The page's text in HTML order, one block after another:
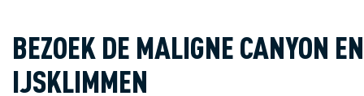
BEZOEK DE MALIGNE CANYON
IJSKLIMMEN